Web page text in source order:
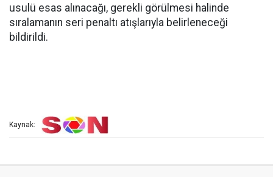
usulü esas alınacağı, gerekli görülmesi halinde
sıralamanın seri penaltı atışlarıyla belirleneceği
bildirildi.
Kaynak: